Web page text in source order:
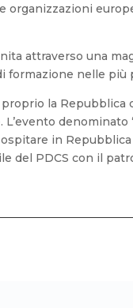
organizzazioni
attraverso una
formazione nelle più
proprio la Repubblica
. L’evento
in
del PDCS con il